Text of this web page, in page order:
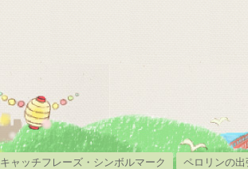
キャッチフレーズ・シンボルマーク ペロリンの